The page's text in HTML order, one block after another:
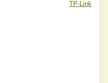
TP-Link